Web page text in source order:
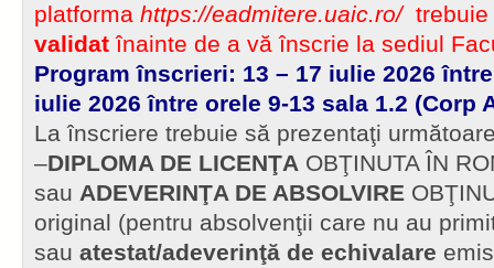
platforma https://eadmitere.uaic.ro/
validat înainte de a vă înscrie la sediul
Program înscrieri: 13 – 17 iulie 2026
iulie 2026 între orele 9-13 sala 1.2 (Corp
La înscriere trebuie să prezentaţi
–DIPLOMA DE LICENŢA OBŢINUTA ÎN
sau ADEVERINŢA DE ABSOLVIRE
original (pentru absolvenţii care nu au
sau atestat/adeverinţă de echivalare